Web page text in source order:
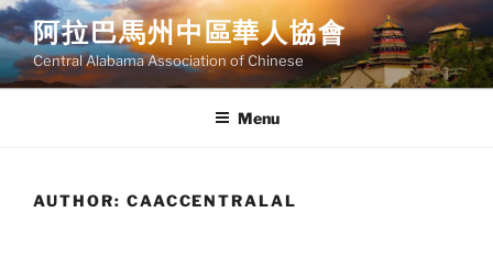
Skip
to
content
阿拉巴馬州中區華人協會
Central Alabama Association of Chinese
Menu
AUTHOR: CAACCENTRALAL